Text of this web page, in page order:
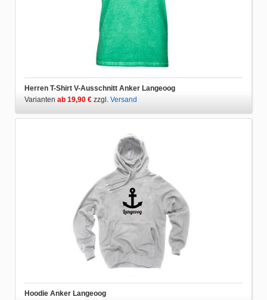
Herren T-Shirt V-Ausschnitt Anker Langeoog
Varianten ab 19,90 € zzgl. Versand
Hoodie Anker Langeoog